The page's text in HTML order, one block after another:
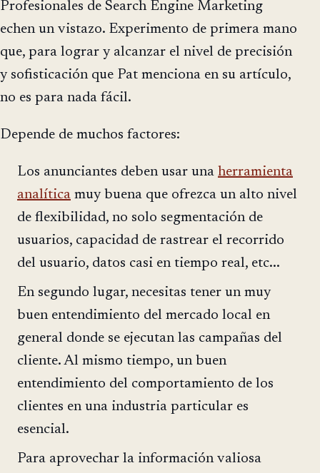
Profesionales de Search Engine Marketing
echen un vistazo. Experimento de primera mano
que, para lograr y alcanzar el nivel de precisión
y sofisticación que Pat menciona en su artículo,
no es para nada fácil.
Depende de muchos factores:
Los anunciantes deben usar una herramienta
analítica muy buena que ofrezca un alto nivel
de flexibilidad, no solo segmentación de
usuarios, capacidad de rastrear el recorrido
del usuario, datos casi en tiempo real, etc...
En segundo lugar, necesitas tener un muy
buen entendimiento del mercado local en
general donde se ejecutan las campañas del
cliente. Al mismo tiempo, un buen
entendimiento del comportamiento de los
clientes en una industria particular es
esencial.
Para aprovechar la información valiosa